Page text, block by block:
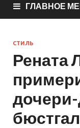
ГЛАВНОЕ
СТИЛЬ
Рената